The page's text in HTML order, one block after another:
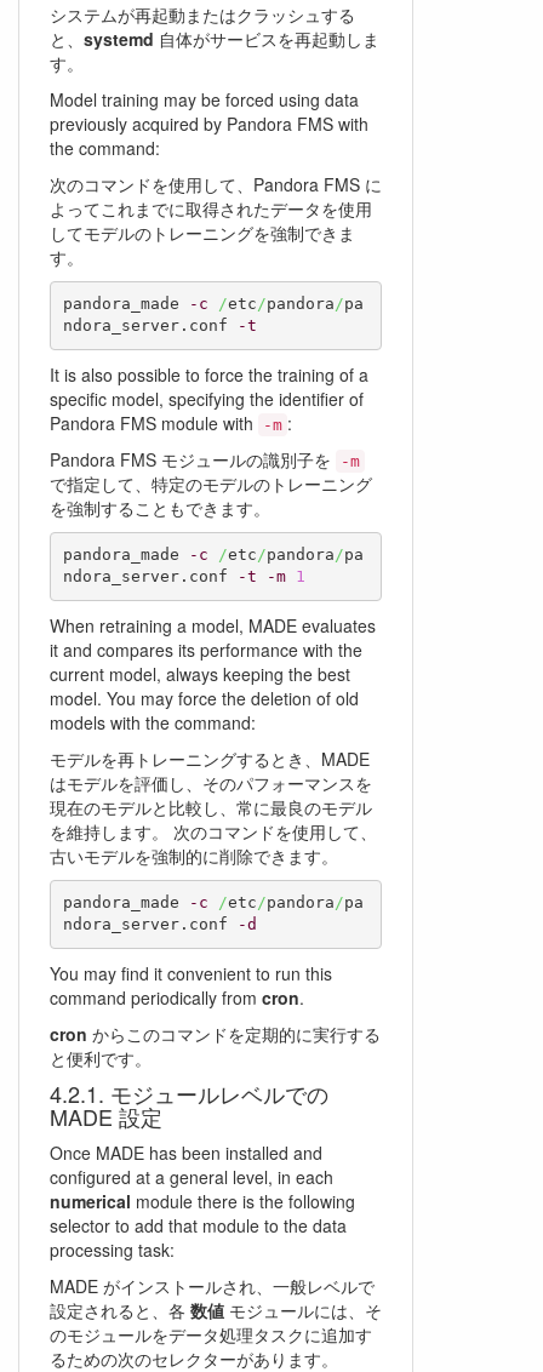
システムが再起動またはクラッシュする
と、 systemd 自体がサービスを再起動しま
す。
Model training may be forced using data
previously acquired by Pandora FMS with
the command:
次のコマンドを使用して、Pandora FMS に
よってこれまでに取得されたデータを使用
してモデルのトレーニングを強制できま
す。
pandora_made -c /etc/pandora/pa
ndora_server.conf
-t
It is also possible to force the training of a
specific model, specifying the identifier of
Pandora FMS module with
-m :
Pandora FMS モジュールの識別子を
-m
で指定して、特定のモデルのトレーニング
を強制することもできます。
pandora_made -c /etc/pandora/pa
ndora_server.conf
-t -m 1
When retraining a model, MADE evaluates
it and compares its performance with the
current model, always keeping the best
model. You may force the deletion of old
models with the command:
モデルを再トレーニングするとき、MADE
はモデルを評価し、そのパフォーマンスを
現在のモデルと比較し、常に最良のモデル
を維持します。 次のコマンドを使用して、
古いモデルを強制的に削除できます。
pandora_made -c /etc/pandora/pa
ndora_server.conf
-d
You may find it convenient to run this
command periodically from cron.
cron からこのコマンドを定期的に実行する
と便利です。
モジュールレベルでの
MADE 設定
Once MADE has been installed and
configured at a general level, in each
numerical module there is the following
selector to add that module to the data
processing task:
MADE がインストールされ、一般レベルで
設定されると、各 数値 モジュールには、そ
のモジュールをデータ処理タスクに追加す
るための次のセレクターがあります。